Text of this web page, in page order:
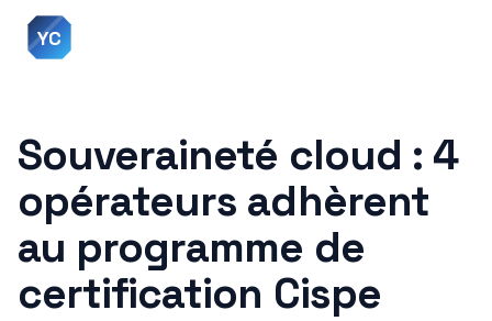
YC
Souveraineté cloud : 4
opérateurs adhèrent
au programme de
certification Cispe